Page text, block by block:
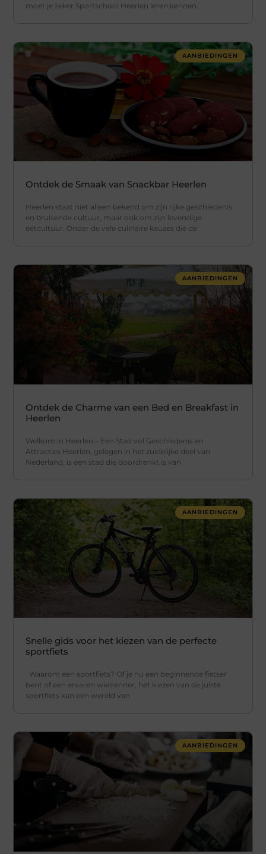
moet je zeker Sportschool Heerlen leren kennen.
AANBIEDINGEN
Ontdek de Smaak van Snackbar Heerlen
Heerlen staat niet alleen bekend om zijn rijke geschiedenis
en bruisende cultuur, maar ook om zijn levendige
eetcultuur. Onder de vele culinaire keuzes die de
AANBIEDINGEN
Ontdek de Charme van een Bed en Breakfast in
Heerlen
Welkom in Heerlen – Een Stad vol Geschiedenis en
Attracties Heerlen, gelegen in het zuidelijke deel van
Nederland, is een stad die doordrenkt is van
AANBIEDINGEN
Snelle gids voor het kiezen van de perfecte
sportfiets
Waarom een sportfiets? Of je nu een beginnende fietser
bent of een ervaren wielrenner, het kiezen van de juiste
sportfiets kan een wereld van
AANBIEDINGEN